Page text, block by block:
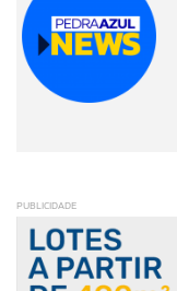
PUBLICIDADE